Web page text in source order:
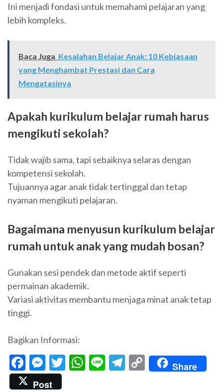
Ini menjadi fondasi untuk memahami pelajaran yang
lebih kompleks.
Baca Juga Kesalahan Belajar Anak: 10 Kebiasaan
yang Menghambat Prestasi dan Cara
Mengatasinya
Apakah kurikulum belajar rumah harus
mengikuti sekolah?
Tidak wajib sama, tapi sebaiknya selaras dengan
kompetensi sekolah.
Tujuannya agar anak tidak tertinggal dan tetap
nyaman mengikuti pelajaran.
Bagaimana menyusun kurikulum belajar
rumah untuk anak yang mudah bosan?
Gunakan sesi pendek dan metode aktif seperti
permainan akademik.
Variasi aktivitas membantu menjaga minat anak tetap
tinggi.
Bagikan Informasi:
Facebook
Messenger
Twitter
WhatsApp
LineTelegram
Copy
Link
Share
Post